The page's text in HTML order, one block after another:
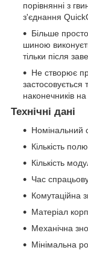
порівнянні з
з'єднання
Більше
шиною
тільки після
Не створює
застосовується
наконечників
Технічні дані
Номінальний
Кількість
Кількість
Час
Комутаційна
Матеріал
Механічна
Мінімальна